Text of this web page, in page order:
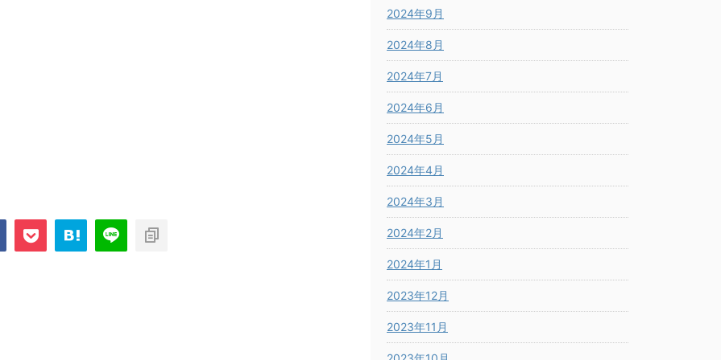
2024年9月
2024年8月
2024年7月
2024年6月
2024年5月
2024年4月
2024年3月
2024年2月
2024年1月
2023年12月
2023年11月